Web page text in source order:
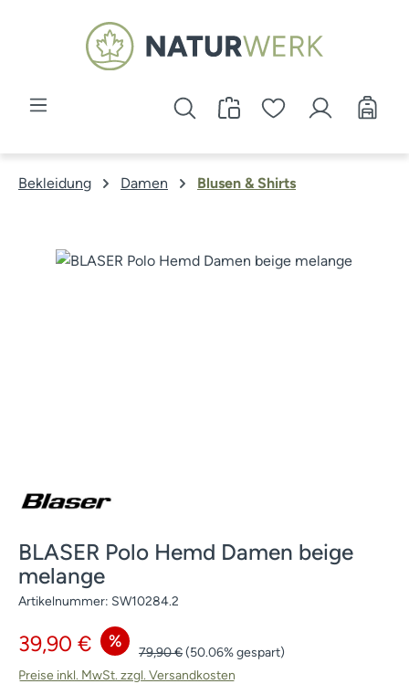
Zum Hauptinhalt springen
Bekleidung Damen Blusen & Shirts
Bildergalerie überspringen
BLASER Polo Hemd Damen beige
melange
Artikelnummer: SW10284.2
Verkaufspreis:
39,90 € %
Regulärer Preis:
79,90 €(50.06% gespart)
Preise inkl. MwSt. zzgl. Versandkosten